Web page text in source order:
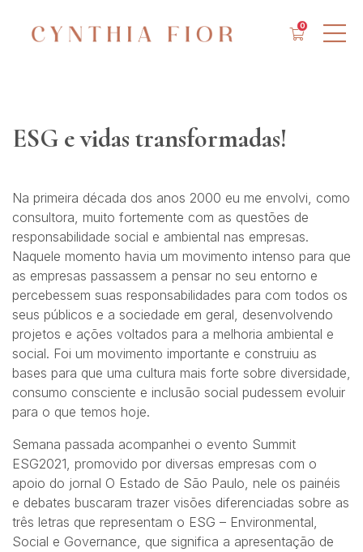
0
ESG e vidas transformadas!
Na primeira década dos anos 2000 eu me envolvi, como
consultora, muito fortemente com as questões de
responsabilidade social e ambiental nas empresas.
Naquele momento havia um movimento intenso para que
as empresas passassem a pensar no seu entorno e
percebessem suas responsabilidades para com todos os
seus públicos e a sociedade em geral, desenvolvendo
projetos e ações voltados para a melhoria ambiental e
social. Foi um movimento importante e construiu as
bases para que uma cultura mais forte sobre diversidade,
consumo consciente e inclusão social pudessem evoluir
para o que temos hoje.
Semana passada acompanhei o evento Summit
ESG2021, promovido por diversas empresas com o
apoio do jornal O Estado de São Paulo, nele os painéis
e debates buscaram trazer visões diferenciadas sobre as
três letras que representam o ESG – Environmental,
Social e Governance, que significa a apresentação de